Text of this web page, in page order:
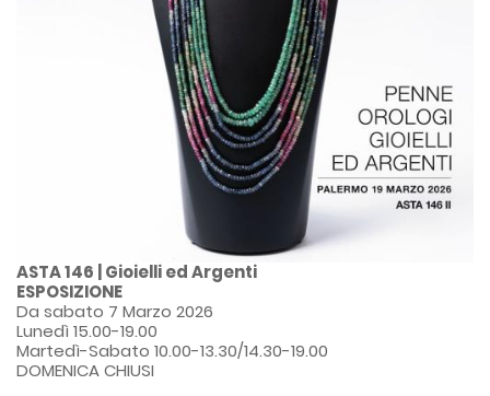
ASTA 146 | Gioielli ed Argenti
ESPOSIZIONE
Da sabato 7 Marzo 2026
Lunedì 15.00-19.00
Martedì-Sabato 10.00-13.30/14.30-19.00
DOMENICA CHIUSI